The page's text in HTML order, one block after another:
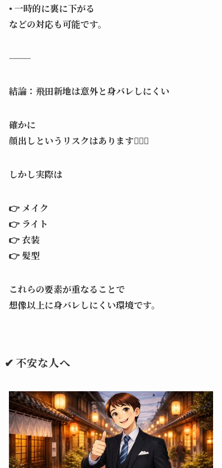
• 一時的に裏に下がる
などの対応も可能です。
⸻
結論：飛田新地は意外と身バレしにくい
確かに
顔出しというリスクはあります🙇🏻‍♂️
しかし実際は
👉 メイク
👉 ライト
👉 衣装
👉 髪型
これらの要素が重なることで
想像以上に身バレしにくい環境です。
✔ 不安な人へ